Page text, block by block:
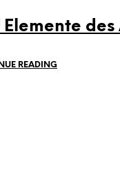
Elemente
READING